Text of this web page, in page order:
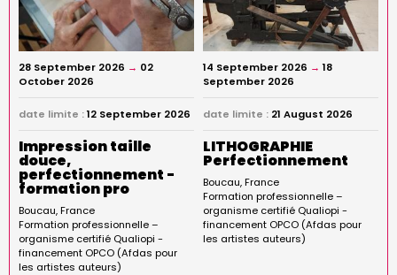
28 September 2026 → 02
October 2026
date limite :12 September 2026
Impression taille
douce,
perfectionnement -
formation pro
Boucau France
Formation professionnelle –
organisme certifié Qualiopi -
financement OPCO (Afdas pour
les artistes auteurs)
14 September 2026 → 18
September 2026
date limite : 21 August 2026
LITHOGRAPHIE
Perfectionnement
Boucau France
Formation professionnelle –
organisme certifié Qualiopi -
financement OPCO (Afdas pour
les artistes auteurs)